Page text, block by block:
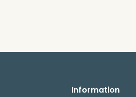
Information